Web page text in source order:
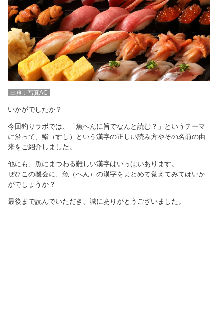
出典：写真AC
いかがでしたか？
今回釣りラボでは、「魚へんに旨でなんと読む？」というテーマ
に沿って、鮨（すし）という漢字の正しい読み方やその名前の由
来をご紹介しました。
他にも、魚にまつわる難しい漢字はいっぱいあります。
ぜひこの機会に、魚（へん）の漢字をまとめて覚えてみてはいか
がでしょうか？
最後まで読んでいただき、誠にありがとうございました。